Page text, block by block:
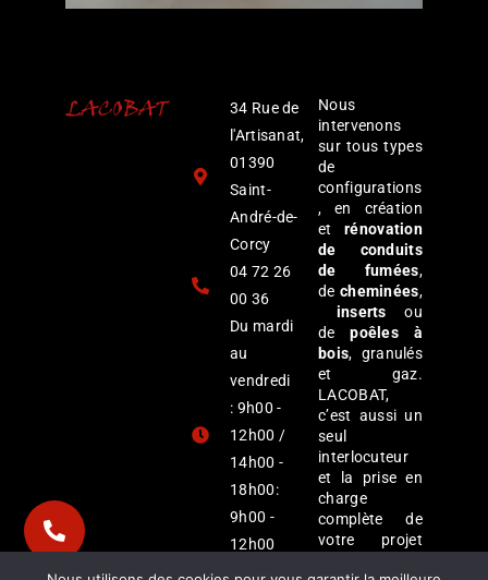
34 Rue de
l'Artisanat,
01390
Saint-
André-de-
Corcy
04 72 26
00 36
Du mardi
au
vendredi
: 9h00 -
12h00 /
14h00 -
18h00:
9h00 -
12h00
Nous
intervenons
sur tous types
de
configurations
, en création
et rénovation
de conduits
de fumées,
de cheminées,
inserts ou
de poêles à
bois, granulés
et gaz.
LACOBAT,
c’est aussi un
seul
interlocuteur
et la prise en
charge
complète de
votre projet